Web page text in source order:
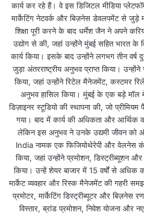
आज का दिन किसी भी धार्मिक
मानसिक शांति बनाए रखने का
दूसरों की आलोचना करने की
आलोचना का शिकार होना पड़
का तरीक़ा बदलकर पहल करें।
वृषभ – ई, ऊ, ए, ओ, वा, वी, वू,
आज आप बहुत से काम
पैसों की स्थिति भी मजबूत रहेगी।
अवसर आज आपको मिल सकते हैं।
रहेगा। आराम करने का मौका मिल
कार्य कर रहे हैं। वे इस डिजिटल मीडिया
मार्केटिंग नेटवर्क और बिज़नेस डेवलपमेंट से जुड़े
शिक्षा पूरी करने के बाद धर्मेश जैन ने अपने
उद्योग से की, जहां उन्होंने मुंबई सहित भारत
कार्य किया। इसके बाद उन्होंने लगभग तीन
जुड़ा अंतरराष्ट्रीय अनुभव प्राप्त किया।
किया, जहां उन्होंने रिटेल मैनेजमेंट, कस्टमर
अनुभव हासिल किया। मुंबई के एक बड़े मॉल
डिज़ाइनर स्टूडियो की स्थापना की, जो
गया। बाद में कार्य की अधिकता और आर्थिक
लेकिन इस अनुभव ने उनके उद्यमी जीवन को
India नामक एक फिजियोथेरेपी और वेलनेस
किया, जहां उन्होंने प्रमोशन, डिस्ट्रीब्यूशन
किया। उन्हें शेयर बाजार में 15 वर्षों से
मार्केट व्यवहार और रिस्क मैनेजमेंट की गहरी
प्रमोटर, मार्केटिंग डिस्ट्रीब्यूटर और बिज़नेस
विस्तार, ब्रांड प्रमोशन, निवेश योजना और